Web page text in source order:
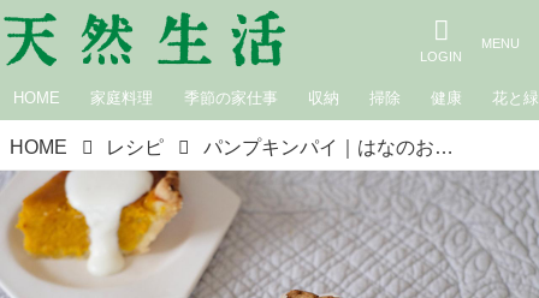
HOME 家庭料理 季節の家仕事 収納 掃除 健康 花と緑
HOME レシピ パンプキンパイ｜はなのお菓子